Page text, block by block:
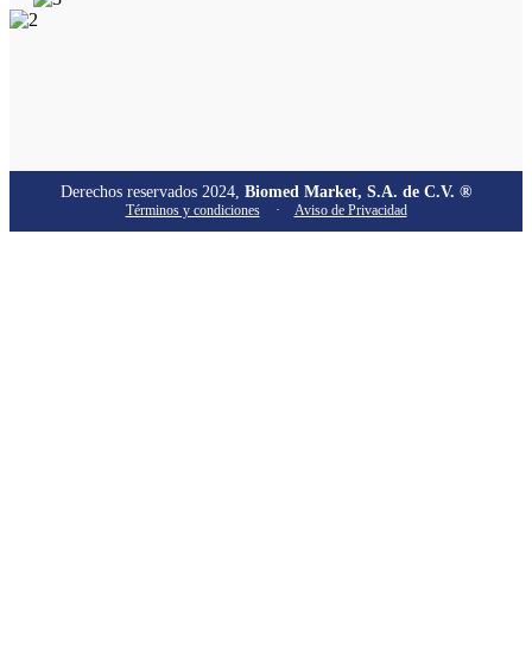
Derechos reservados 2024, Biomed Market, S.A. de C.V. ®
Términos y condiciones · Aviso de Privacidad